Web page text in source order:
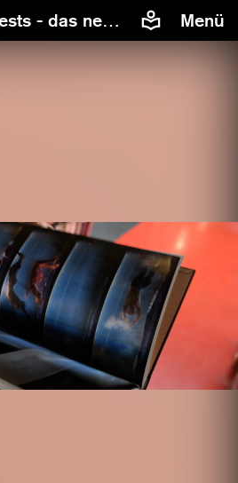
Sasha Waltz & Guests - das neue Buch Menü